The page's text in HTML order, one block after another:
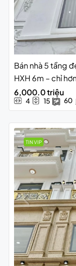
Bán nhà 5 tầng
HXH 6m – chỉ
6,000.0 triệu
4 15 60
TIN VIP